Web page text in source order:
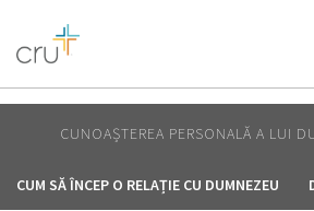
AFRICA
AMERICA / CARIBBEAN
OCEANIA
CUNOAȘTEREA PERSONALĂ A LUI
CUM SĂ ÎNCEP O RELAȚIE CU DUMNEZEU